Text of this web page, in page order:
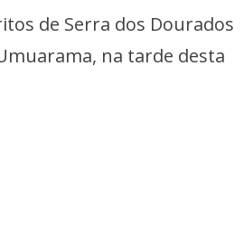
de Serra dos Dourados
na tarde desta